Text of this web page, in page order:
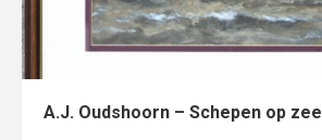
A.J. Oudshoorn – Schepen op zee